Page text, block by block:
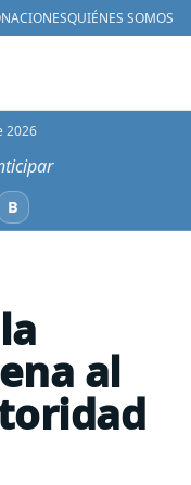
QUIÉNES SOMOS
2026
BBluesky
al